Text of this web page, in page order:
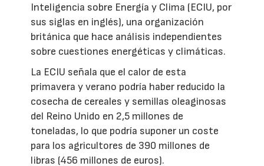
Inteligencia sobre Energía y Clima (ECIU, por
sus siglas en inglés), una organización
británica que hace análisis independientes
sobre cuestiones energéticas y climáticas.
La ECIU señala que el calor de esta
primavera y verano podría haber reducido la
cosecha de cereales y semillas oleaginosas
del Reino Unido en 2,5 millones de
toneladas, lo que podría suponer un coste
para los agricultores de 390 millones de
libras (456 millones de euros).